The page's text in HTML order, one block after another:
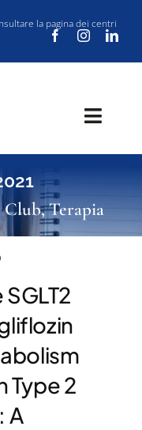
la pagina dei centri
SIO?
Club,Terapia
Type 2
A